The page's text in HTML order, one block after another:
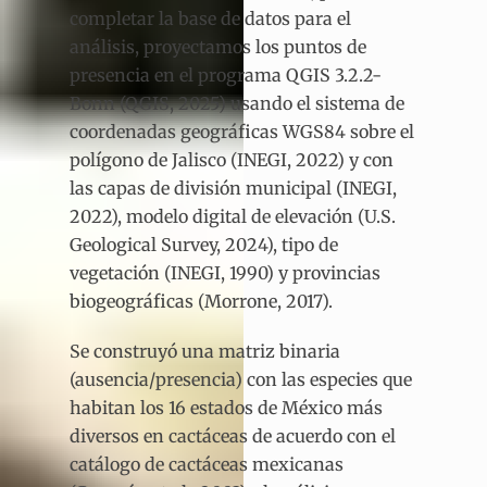
completar la base de datos para el
análisis, proyectamos los puntos de
presencia en el programa QGIS 3.2.2-
Bonn (QGIS, 2025) usando el sistema de
coordenadas geográficas WGS84 sobre el
polígono de Jalisco (INEGI, 2022) y con
las capas de división municipal (INEGI,
2022), modelo digital de elevación (U.S.
Geological Survey, 2024), tipo de
vegetación (INEGI, 1990) y provincias
biogeográficas (Morrone, 2017).
Se construyó una matriz binaria
(ausencia/presencia) con las especies que
habitan los 16 estados de México más
diversos en cactáceas de acuerdo con el
catálogo de cactáceas mexicanas